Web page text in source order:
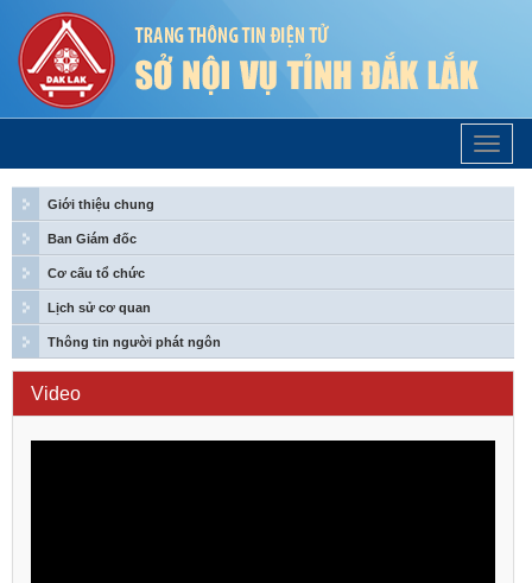
Trang
Chủ
Giới thiệu chung
Ban Giám đốc
Cơ cấu tổ chức
Lịch sử cơ quan
Thông tin người phát ngôn
Video